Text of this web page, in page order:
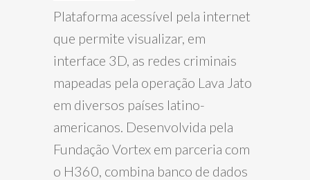
Plataforma acessível pela internet
que permite visualizar, em
interface 3D, as redes criminais
mapeadas pela operação Lava Jato
em diversos países latino-
americanos. Desenvolvida pela
Fundação Vortex em parceria com
o H360, combina banco de dados